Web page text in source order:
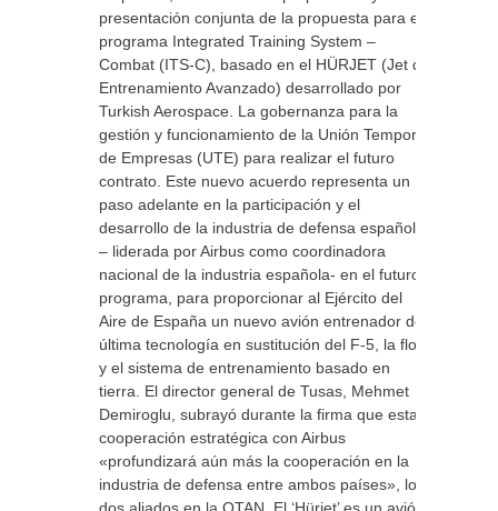
presentación conjunta de la propuesta para el
programa Integrated Training System –
Combat (ITS-C), basado en el HÜRJET (Jet de
Entrenamiento Avanzado) desarrollado por
Turkish Aerospace. La gobernanza para la
gestión y funcionamiento de la Unión Temporal
de Empresas (UTE) para realizar el futuro
contrato. Este nuevo acuerdo representa un
paso adelante en la participación y el
desarrollo de la industria de defensa española
– liderada por Airbus como coordinadora
nacional de la industria española- en el futuro
programa, para proporcionar al Ejército del
Aire de España un nuevo avión entrenador de
última tecnología en sustitución del F-5, la flota
y el sistema de entrenamiento basado en
tierra. El director general de Tusas, Mehmet
Demiroglu, subrayó durante la firma que esta
cooperación estratégica con Airbus
«profundizará aún más la cooperación en la
industria de defensa entre ambos países», los